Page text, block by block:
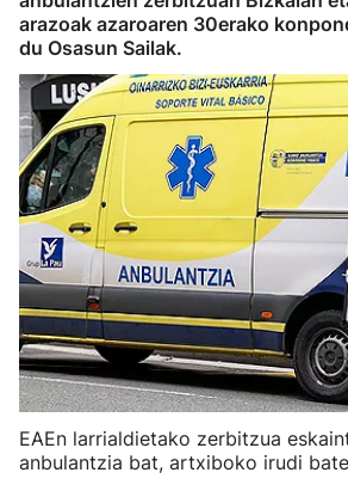
arazoak azaroaren 30erako
du Osasun Sailak.
EAEn larrialdietako zerbitzua
anbulantzia bat, artxiboko irudi